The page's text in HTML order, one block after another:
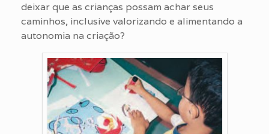
deixar que as crianças possam achar seus
caminhos, inclusive valorizando e alimentando a
autonomia na criação?